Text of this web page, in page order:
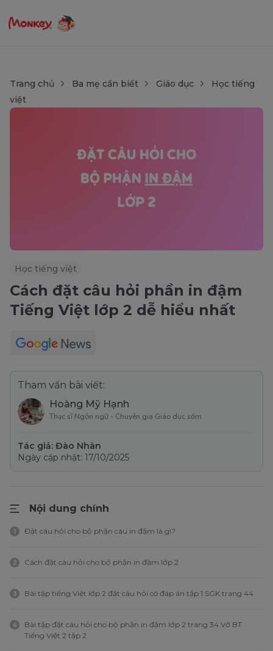
Trang chủ Ba mẹ cần biết Giáo dục
Học tiếng
việt
Học tiếng việt
Cách đặt câu hỏi phần in đậm
Tiếng Việt lớp 2 dễ hiểu nhất
Tham vấn bài viết:
Hoàng Mỹ Hạnh
Thạc sĩ Ngôn ngữ - Chuyên gia Giáo dục sớm
Tác giả: Đào Nhàn
Ngày cập nhật: 17/10/2025
Nội dung chính
1 Đặt câu hỏi cho bộ phận câu in đậm là gì?
2 Cách đặt câu hỏi cho bộ phận in đậm lớp 2
3 Bài tập tiếng Việt lớp 2 đặt câu hỏi có đáp án tập 1 SGK trang 44
4
Bài tập đặt câu hỏi cho bộ phận in đậm lớp 2 trang 34 Vở BT
Tiếng Việt 2 tập 2